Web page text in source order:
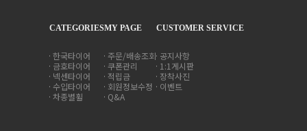
CATEGORIES
한국타이어
금호타이어
넥센타이어
수입타이어
차종별휠
MY PAGE
주문/배송조회
쿠폰관리
적립금
회원정보수정
Q&A
CUSTOMER SERVICE
공지사항
1:1게시판
장착사진
이벤트